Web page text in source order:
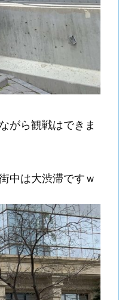
がら観戦はできま
中は大渋滞ですｗ